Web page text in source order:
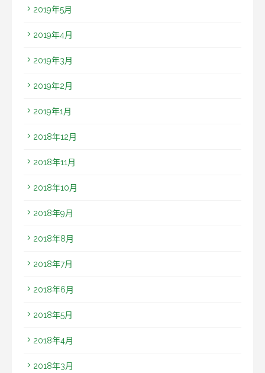
2019年5月
2019年4月
2019年3月
2019年2月
2019年1月
2018年12月
2018年11月
2018年10月
2018年9月
2018年8月
2018年7月
2018年6月
2018年5月
2018年4月
2018年3月